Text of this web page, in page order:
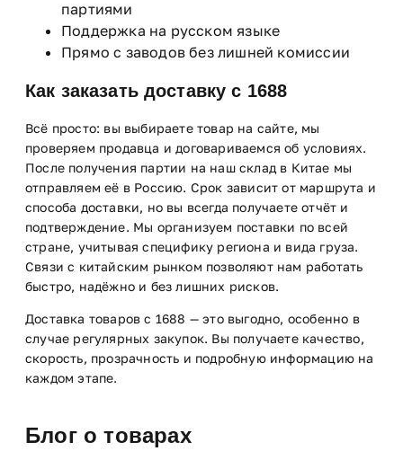
партиями
Поддержка на русском языке
Прямо с заводов без лишней комиссии
Как заказать доставку с 1688
Всё просто: вы выбираете товар на сайте, мы
проверяем продавца и договариваемся об условиях.
После получения партии на наш склад в Китае мы
отправляем её в Россию. Срок зависит от маршрута и
способа доставки, но вы всегда получаете отчёт и
подтверждение. Мы организуем поставки по всей
стране, учитывая специфику региона и вида груза.
Связи с китайским рынком позволяют нам работать
быстро, надёжно и без лишних рисков.
Доставка товаров с 1688 — это выгодно, особенно в
случае регулярных закупок. Вы получаете качество,
скорость, прозрачность и подробную информацию на
каждом этапе.
Блог о товарах